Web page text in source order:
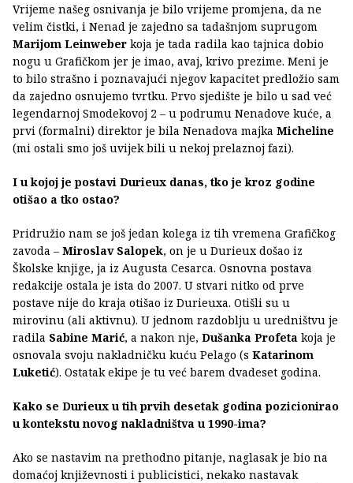
Vrijeme našeg osnivanja je bilo vrijeme promjena, da ne
velim čistki, i Nenad je zajedno sa tadašnjom suprugom
Marijom Leinweber koja je tada radila kao tajnica dobio
nogu u Grafičkom jer je imao, avaj, krivo prezime. Meni je
to bilo strašno i poznavajući njegov kapacitet predložio sam
da zajedno osnujemo tvrtku. Prvo sjedište je bilo u sad već
legendarnoj Smodekovoj 2 – u podrumu Nenadove kuće, a
prvi (formalni) direktor je bila Nenadova majka Micheline
(mi ostali smo još uvijek bili u nekoj prelaznoj fazi).
I u kojoj je postavi Durieux danas, tko je kroz godine
otišao a tko ostao?
Pridružio nam se još jedan kolega iz tih vremena Grafičkog
zavoda – Miroslav Salopek, on je u Durieux došao iz
Školske knjige, ja iz Augusta Cesarca. Osnovna postava
redakcije ostala je ista do 2007. U stvari nitko od prve
postave nije do kraja otišao iz Durieuxa. Otišli su u
mirovinu (ali aktivnu). U jednom razdoblju u uredništvu je
radila Sabine Marić, a nakon nje, Dušanka Profeta koja je
osnovala svoju nakladničku kuću Pelago (s Katarinom
Luketić). Ostatak ekipe je tu već barem dvadeset godina.
Kako se Durieux u tih prvih desetak godina pozicionirao
u kontekstu novog nakladništva u 1990-ima?
Ako se nastavim na prethodno pitanje, naglasak je bio na
domaćoj književnosti i publicistici, nekako nastavak